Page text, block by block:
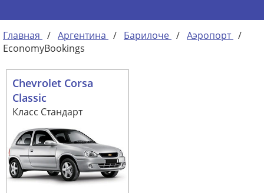
Главная / Аргентина / Барилоче / Аэропорт /
EconomyBookings
Chevrolet Corsa
Classic
Класс Стандарт